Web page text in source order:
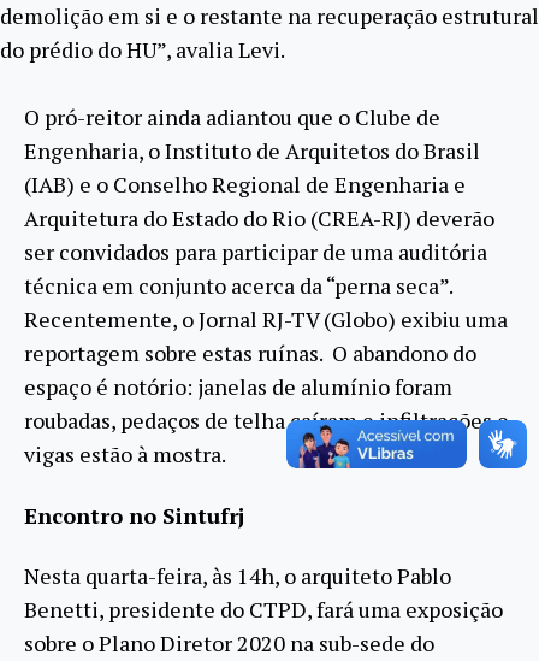
demolição em si e o restante na recuperação estrutural
do prédio do HU”, avalia Levi.
O pró-reitor ainda adiantou que o Clube de
Engenharia, o Instituto de Arquitetos do Brasil
(IAB) e o Conselho Regional de Engenharia e
Arquitetura do Estado do Rio (CREA-RJ) deverão
ser convidados para participar de uma auditória
técnica em conjunto acerca da “perna seca”.
Recentemente, o Jornal RJ-TV (Globo) exibiu uma
reportagem sobre estas ruínas. O abandono do
espaço é notório: janelas de alumínio foram
roubadas, pedaços de telha caíram e infiltrações e
vigas estão à mostra.
Encontro no Sintufrj
Nesta quarta-feira, às 14h, o arquiteto Pablo
Benetti, presidente do CTPD, fará uma exposição
sobre o Plano Diretor 2020 na sub-sede do